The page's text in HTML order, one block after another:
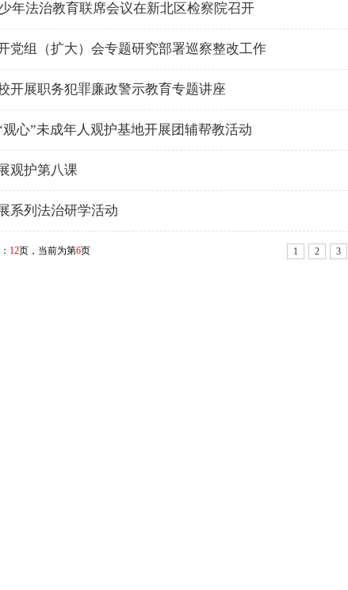
年法治教育联席会议在新北区检察院召开
党组（扩大）会专题研究部署巡察整改工作
开展职务犯罪廉政警示教育专题讲座
心”未成年人观护基地开展团辅帮教活动
观护第八课
系列法治研学活动
12页，当前为第6页 1 2 3